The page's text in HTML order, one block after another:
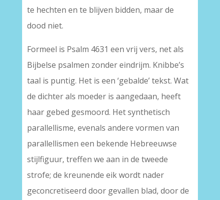
te hechten en te blijven bidden, maar de
dood niet.
Formeel is Psalm 4631 een vrij vers, net als
Bijbelse psalmen zonder eindrijm. Knibbe’s
taal is puntig. Het is een ‘gebalde’ tekst. Wat
de dichter als moeder is aangedaan, heeft
haar gebed gesmoord. Het synthetisch
parallellisme, evenals andere vormen van
parallellismen een bekende Hebreeuwse
stijlfiguur, treffen we aan in de tweede
strofe; de kreunende eik wordt nader
geconcretiseerd door gevallen blad, door de